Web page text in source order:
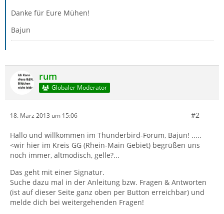
Danke für Eure Mühen!
Bajun
rum
Globaler Moderator
18. März 2013 um 15:06 #2
Hallo und willkommen im Thunderbird-Forum, Bajun! .....
<wir hier im Kreis GG (Rhein-Main Gebiet) begrüßen uns
noch immer, altmodisch, gelle?...
Das geht mit einer Signatur.
Suche dazu mal in der Anleitung bzw. Fragen & Antworten
(ist auf dieser Seite ganz oben per Button erreichbar) und
melde dich bei weitergehenden Fragen!